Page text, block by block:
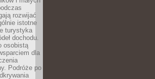
rozwijać
istotne
turystyka
dochodu.
osobistą
dla
Podróże po